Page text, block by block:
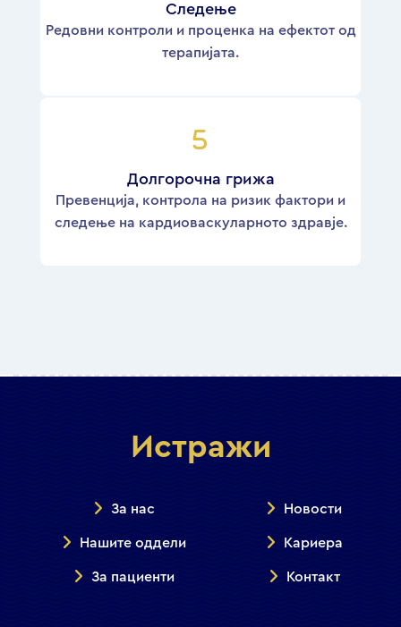
Следење
Редовни контроли и проценка на ефектот од
терапијата.
Долгорочна грижа
Превенција, контрола на ризик фактори и
следење на кардиоваскуларното здравје.
Истражи
За нас
Нашите оддели
За пациенти
Новости
Кариера
Контакт